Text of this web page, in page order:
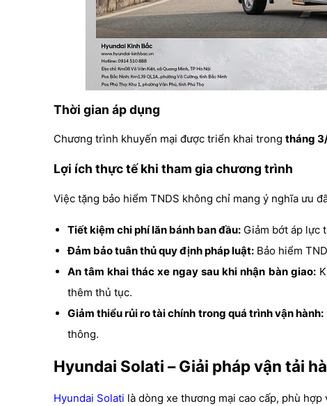
Thời gian áp dụng
Chương trình khuyến mại được triển khai trong tháng
Lợi ích thực tế khi tham gia chương trình
Việc tặng bảo hiểm TNDS không chỉ mang ý nghĩa ưu
Tiết kiệm chi phí lăn bánh ban đầu:Giảm bớt áp lực
Đảm bảo tuân thủ quy định pháp luật:Bảo hiểm
An tâm khai thác xe ngay sau khi nhận bàn giao:
thêm thủ tục.
Giảm thiểu rủi ro tài chính trong quá trình vận hành:
thông.
Hyundai Solati – Giải pháp vận tải
Hyundai Solati là dòng xe thương mại cao cấp, phù